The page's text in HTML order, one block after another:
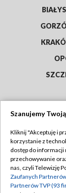
Abonament
Emisja w TVP
Centrum
Szanujemy
Kliknij "Akceptuję i
korzystanie z
dostęp do informacji
przechowywanie
nas, czyli Telewizję
Zaufanych
Partnerów TVP (93